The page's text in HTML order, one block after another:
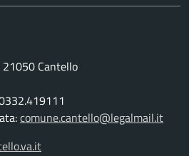
21050 Cantello
comune.cantello@legalmail.it